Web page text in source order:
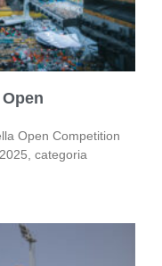
Open Competition
categoria